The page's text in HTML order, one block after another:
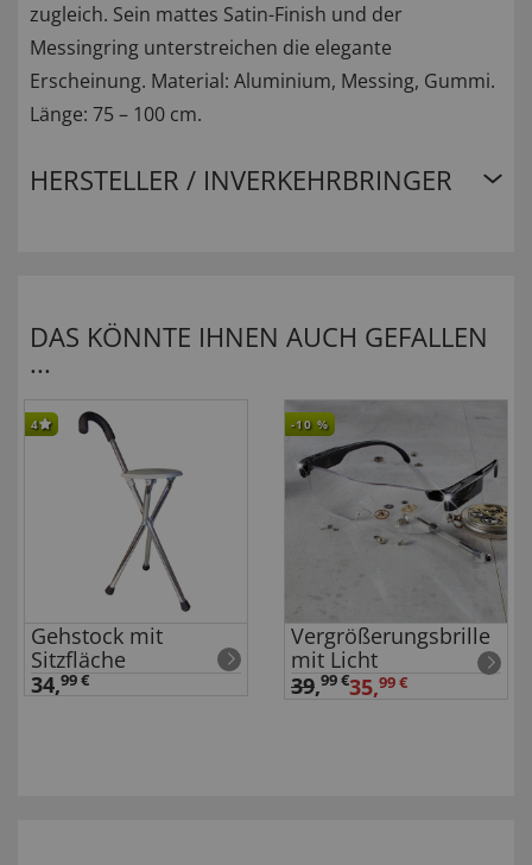
zugleich. Sein mattes Satin-Finish und der
Messingring unterstreichen die elegante
Erscheinung. Material: Aluminium, Messing, Gummi.
Länge: 75 – 100 cm.
HERSTELLER / INVERKEHRBRINGER
DAS KÖNNTE IHNEN AUCH GEFALLEN
...
4
Gehstock mit
Sitzfläche
34,99 €
-10 %
Vergrößerungsbrille
mit Licht
39,99 €35,99 €